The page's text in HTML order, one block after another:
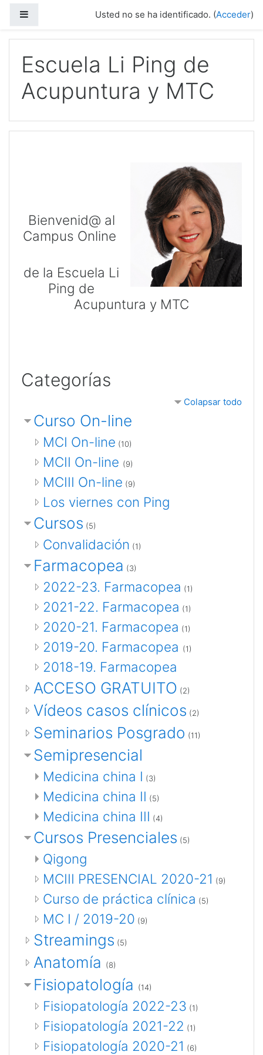
Usted no se ha identificado. (Acceder)
Escuela Li Ping de
Acupuntura y MTC
Bienvenid@ al
Campus Online
de la Escuela Li
Ping de
Acupuntura y MTC
Categorías
Colapsar todo
Curso On-line
MCI On-line (10)
MCII On-line (9)
MCIII On-line (9)
Los viernes con Ping
Cursos (5)
Convalidación (1)
Farmacopea (3)
2022-23. Farmacopea (1)
2021-22. Farmacopea (1)
2020-21. Farmacopea (1)
2019-20. Farmacopea (1)
2018-19. Farmacopea
ACCESO GRATUITO (2)
Vídeos casos clínicos (2)
Seminarios Posgrado (11)
Semipresencial
Medicina china I (3)
Medicina china II (5)
Medicina china III (4)
Cursos Presenciales (5)
Qigong
MCIII PRESENCIAL 2020-21 (9)
Curso de práctica clínica (5)
MC I / 2019-20 (9)
Streamings (5)
Anatomía (8)
Fisiopatología (14)
Fisiopatología 2022-23 (1)
Fisiopatología 2021-22 (1)
Fisiopatología 2020-21 (6)